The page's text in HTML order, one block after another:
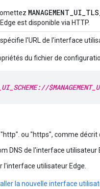
est disponible via HTTP.
l'URL de l'interface
du fichier de
ou "https", comme décrit
DNS de l'interface utilisateur
utilisateur Edge.
la nouvelle interface